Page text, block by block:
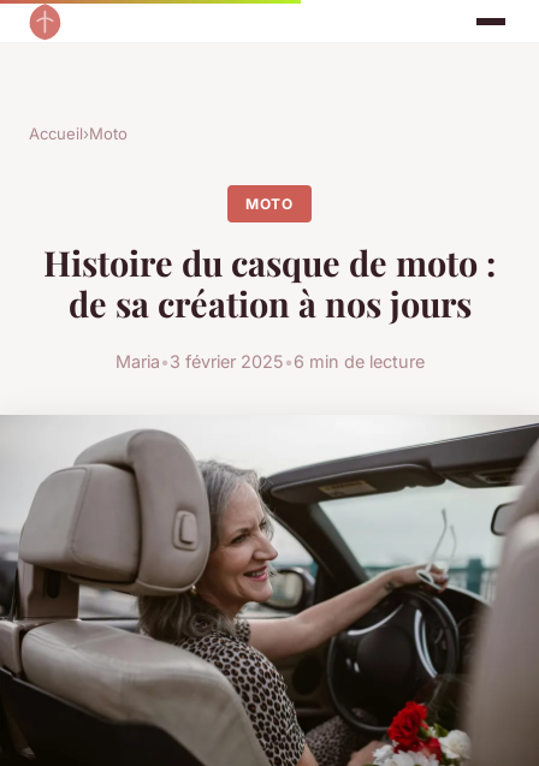
Accueil›Moto
MOTO
Histoire du casque de moto :
de sa création à nos jours
Maria•3 février 2025•6 min de lecture